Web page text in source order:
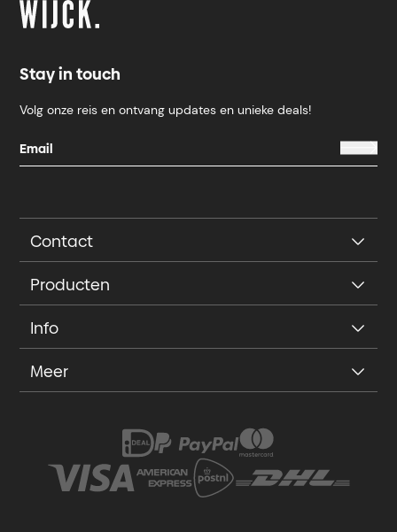
Stay in touch
Volg onze reis en ontvang updates en unieke deals!
Contact
Producten
Info
Meer